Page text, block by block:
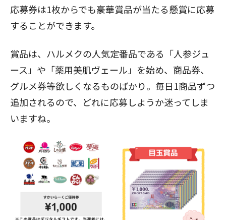
応募券は1枚からでも豪華賞品が当たる懸賞に応募
することができます。
賞品は、ハルメクの人気定番品である「人参ジュ
ース」や「薬用美肌ヴェール」を始め、商品券、
グルメ券等欲しくなるものばかり。毎日1商品ずつ
追加されるので、どれに応募しようか迷ってしま
いますね。